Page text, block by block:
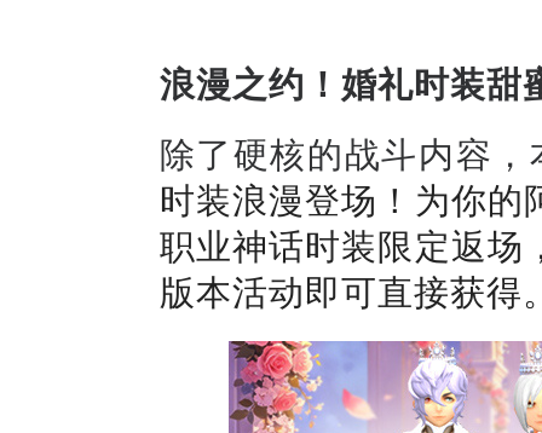
浪漫之约！ 婚礼时装甜
除了硬核的战斗内容，
时装浪漫登场！为你的
职业神话时装限定返场
版本活动即可直接获得